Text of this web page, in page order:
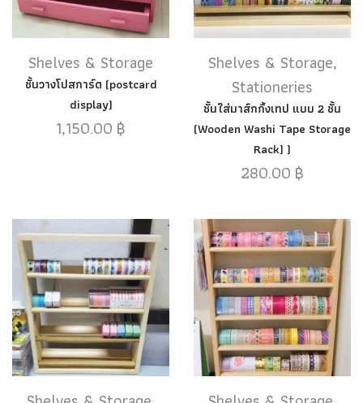
Shelves & Storage
ชั้นวางโปสการ์ด (postcard
display)
1,150.00 ฿
Shelves & Storage,
Stationeries
ชั้นใส่มาส์กกิ้งเทป แบบ 2 ชั้น
(Wooden Washi Tape Storage
Rack) )
280.00 ฿